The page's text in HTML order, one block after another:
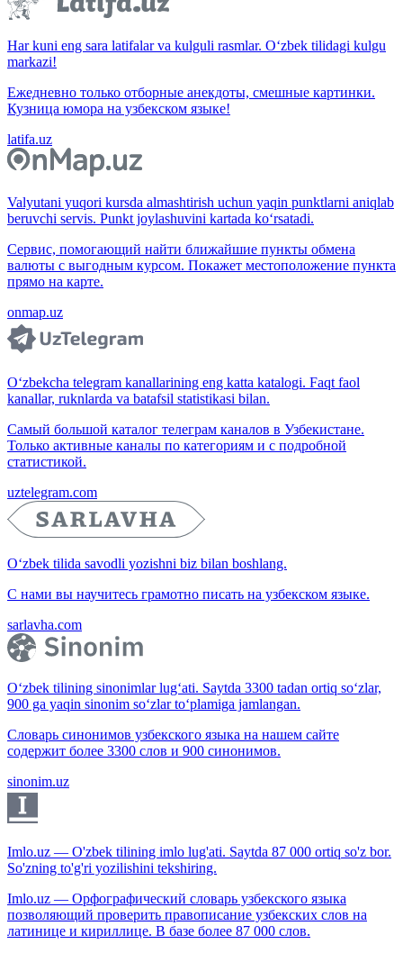
Har kuni eng sara latifalar va kulguli rasmlar. O‘zbek tilidagi kulgu
markazi!
Ежедневно только отборные анекдоты, смешные картинки.
Кузница юмора на узбекском языке!
latifa.uz
Valyutani yuqori kursda almashtirish uchun yaqin punktlarni aniqlab
beruvchi servis. Punkt joylashuvini kartada ko‘rsatadi.
Сервис, помогающий найти ближайшие пункты обмена
валюты с выгодным курсом. Покажет местоположение пункта
прямо на карте.
onmap.uz
O‘zbekcha telegram kanallarining eng katta katalogi. Faqt faol
kanallar, ruknlarda va batafsil statistikasi bilan.
Самый большой каталог телеграм каналов в Узбекистане.
Только активные каналы по категориям и с подробной
статистикой.
uztelegram.com
O‘zbek tilida savodli yozishni biz bilan boshlang.
С нами вы научитесь грамотно писать на узбекском языке.
sarlavha.com
O‘zbek tilining sinonimlar lug‘ati. Saytda 3300 tadan ortiq so‘zlar,
900 ga yaqin sinonim so‘zlar to‘plamiga jamlangan.
Словарь синонимов узбекского языка на нашем сайте
содержит более 3300 слов и 900 синонимов.
sinonim.uz
Imlo.uz — O'zbek tilining imlo lug'ati. Saytda 87 000 ortiq so'z bor.
So'zning to'g'ri yozilishini tekshiring.
Imlo.uz — Орфографический словарь узбекского языка
позволяющий проверить правописание узбекских слов на
латинице и кириллице. В базе более 87 000 слов.